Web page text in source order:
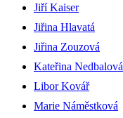
Jiří Kaiser
Jiřina Hlavatá
Jiřina Zouzová
Kateřina Nedbalová
Libor Kovář
Marie Náměstková